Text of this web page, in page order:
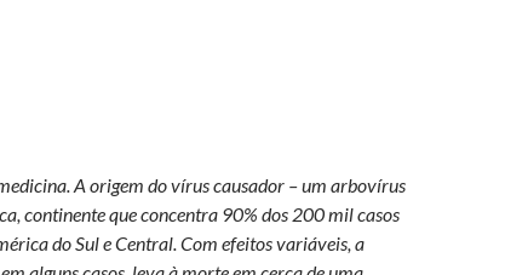
A origem do vírus causador – um arbovírus
continente que concentra 90% dos 200 mil casos
do Sul e Central. Com efeitos variáveis, a